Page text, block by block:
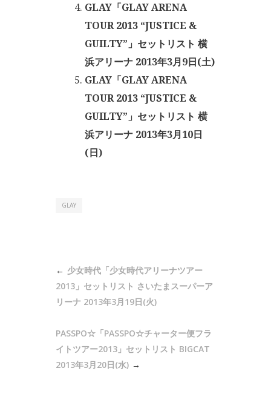
GLAY「GLAY ARENA
TOUR 2013 “JUSTICE &
GUILTY”」セットリスト 横
浜アリーナ 2013年3月9日(土)
GLAY「GLAY ARENA
TOUR 2013 “JUSTICE &
GUILTY”」セットリスト 横
浜アリーナ 2013年3月10日
(日)
GLAY
少女時代「少女時代アリーナツアー
2013」セットリスト さいたまスーパーア
リーナ 2013年3月19日(火)
PASSPO☆「PASSPO☆チャーター便フラ
イトツアー2013」セットリスト BIGCAT
2013年3月20日(水)